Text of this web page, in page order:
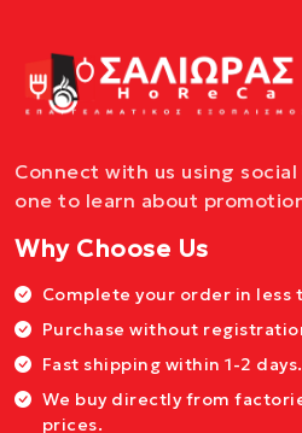
Connect with us using
one to learn about
Why Choose Us
Complete your order in less
Purchase without
Fast shipping within 1-2 days.
We buy directly from
prices.